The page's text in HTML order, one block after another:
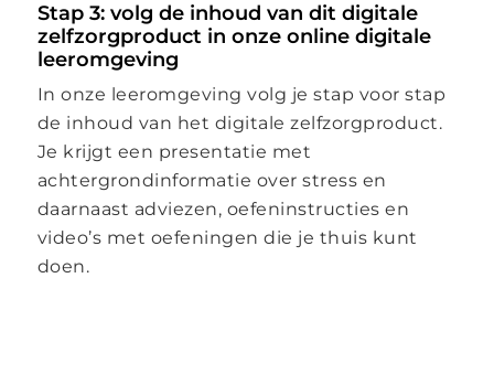
Stap 3: volg de inhoud van dit digitale
zelfzorgproduct in onze online digitale
leeromgeving
In onze leeromgeving volg je stap voor stap
de inhoud van het digitale zelfzorgproduct.
Je krijgt een presentatie met
achtergrondinformatie over stress en
daarnaast adviezen, oefeninstructies en
video’s met oefeningen die je thuis kunt
doen.